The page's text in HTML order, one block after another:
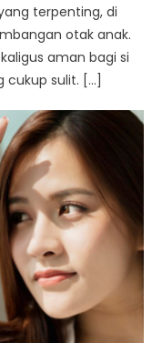
terpenting, di
otak anak.
aman bagi si
sulit. […]